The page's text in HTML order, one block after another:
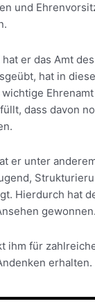
und
er das Amt
hat in
dass davon
er unter
Hierdurch hat
gewonnen.
ihm für
erhalten.